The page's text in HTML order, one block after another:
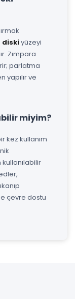
yüzeyi
Zımpara
parlatma
yapılır ve
miyim?
kez kullanım
çevre dostu